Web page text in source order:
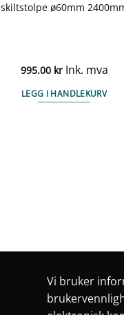
skiltstolpe ø60mm
995.00 kr Ink. mva
LEGG I HANDLEKURV
Vi bruker